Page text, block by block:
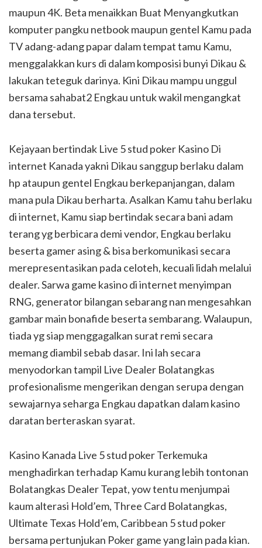
maupun 4K. Beta menaikkan Buat Menyangkutkan
komputer pangku netbook maupun gentel Kamu pada
TV adang-adang papar dalam tempat tamu Kamu,
menggalakkan kurs di dalam komposisi bunyi Dikau &
lakukan teteguk darinya. Kini Dikau mampu unggul
bersama sahabat2 Engkau untuk wakil mengangkat
dana tersebut.
Kejayaan bertindak Live 5 stud poker Kasino Di
internet Kanada yakni Dikau sanggup berlaku dalam
hp ataupun gentel Engkau berkepanjangan, dalam
mana pula Dikau berharta. Asalkan Kamu tahu berlaku
di internet, Kamu siap bertindak secara bani adam
terang yg berbicara demi vendor, Engkau berlaku
beserta gamer asing & bisa berkomunikasi secara
merepresentasikan pada celoteh, kecuali lidah melalui
dealer. Sarwa game kasino di internet menyimpan
RNG, generator bilangan sebarang nan mengesahkan
gambar main bonafide beserta sembarang. Walaupun,
tiada yg siap menggagalkan surat remi secara
memang diambil sebab dasar. Ini lah secara
menyodorkan tampil Live Dealer Bolatangkas
profesionalisme mengerikan dengan serupa dengan
sewajarnya seharga Engkau dapatkan dalam kasino
daratan berteraskan syarat.
Kasino Kanada Live 5 stud poker Terkemuka
menghadirkan terhadap Kamu kurang lebih tontonan
Bolatangkas Dealer Tepat, yow tentu menjumpai
kaum alterasi Hold’em, Three Card Bolatangkas,
Ultimate Texas Hold’em, Caribbean 5 stud poker
bersama pertunjukan Poker game yang lain pada kian.